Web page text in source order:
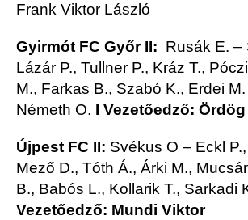
Frank Viktor László
Gyirmót FC Győr II: Rusák E. –
Lázár P., Tullner P., Kráz T.,
M., Farkas B., Szabó K., Erdei
Németh O. I Vezetőedző:
Újpest FC II: Svékus O – Eckl
Mező D., Tóth Á., Árki M.,
B., Babós L., Kollarik T., Sarkadi
Vezetőedző: Mundi Viktor